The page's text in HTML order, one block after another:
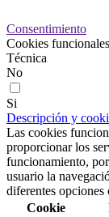
Consentimiento
Cookies funcionales
Técnica
No
Si
Descripción y
Las cookies
proporcionar los
funcionamiento,
usuario la
diferentes opciones
Cookie